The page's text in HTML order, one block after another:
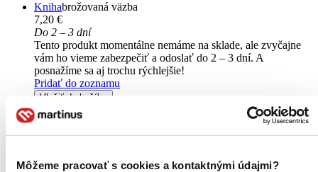
Môžeme pracovať s cookies a kontaktnými údajmi?
Knihabrožovaná väzba
7,20 €
Do 2 – 3 dní
Tento produkt momentálne nemáme na sklade, ale zvyčajne
vám ho vieme zabezpečiť a odoslať do 2 – 3 dní. A
posnažíme sa aj trochu rýchlejšie!
Pridať do zoznamu
Vložiť do košíka
E-kniha PDF
Ihneď na stiahnutie
budete ju mať hneď a ešte aj ušetríte život stromom. Viac